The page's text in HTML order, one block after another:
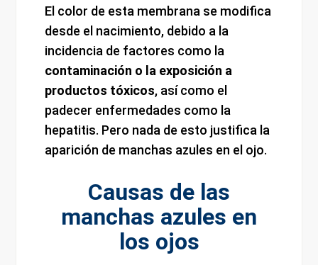
El color de esta membrana se modifica
desde el nacimiento, debido a la
incidencia de factores como la
contaminación o la exposición a
productos tóxicos, así como el
padecer enfermedades como la
hepatitis. Pero nada de esto justifica la
aparición de manchas azules en el ojo.
Causas de las
manchas azules en
los ojos